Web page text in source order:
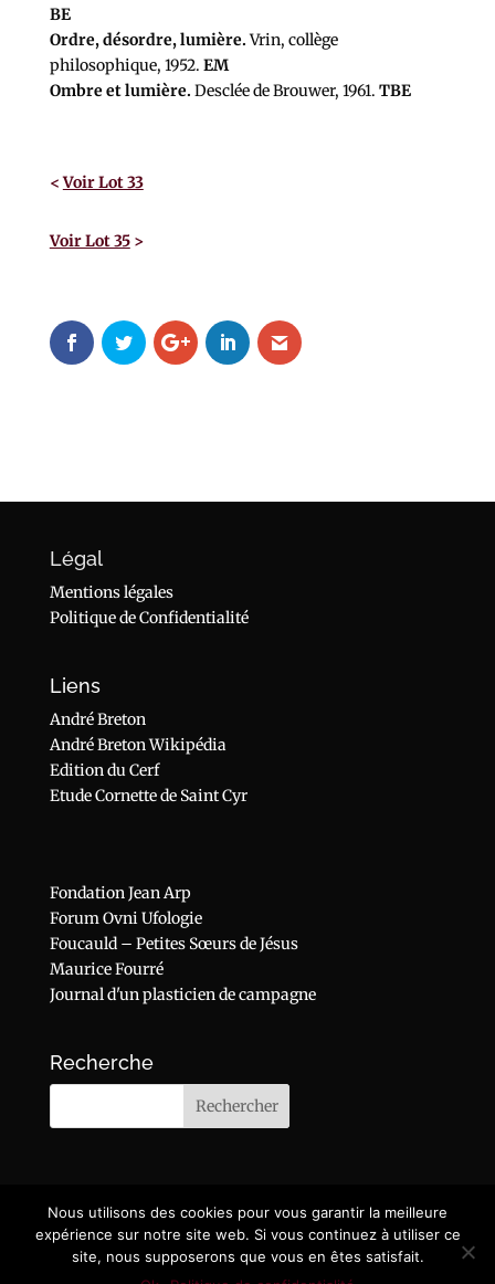
BE
Ordre, désordre, lumière.Vrin, collège
philosophique, 1952. EM
Ombre et lumière. Desclée de Brouwer, 1961. TBE
<Voir Lot 33
Voir Lot 35>
Légal
Mentions légales
Politique de Confidentialité
Liens
André Breton
André Breton Wikipédia
Edition du Cerf
Etude Cornette de Saint Cyr
Fondation Jean Arp
Forum Ovni Ufologie
Foucauld – Petites Sœurs de Jésus
Maurice Fourré
Journal d'un plasticien de campagne
Recherche
Nous utilisons des cookies pour vous garantir la meilleure
expérience sur notre site web. Si vous continuez à utiliser ce
site, nous supposerons que vous en êtes satisfait.